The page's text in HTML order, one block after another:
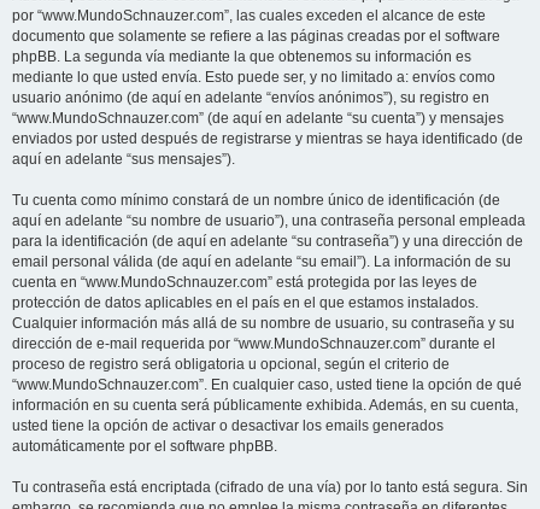
por “www.MundoSchnauzer.com”, las cuales exceden el alcance de este
documento que solamente se refiere a las páginas creadas por el software
phpBB. La segunda vía mediante la que obtenemos su información es
mediante lo que usted envía. Esto puede ser, y no limitado a: envíos como
usuario anónimo (de aquí en adelante “envíos anónimos”), su registro en
“www.MundoSchnauzer.com” (de aquí en adelante “su cuenta”) y mensajes
enviados por usted después de registrarse y mientras se haya identificado (de
aquí en adelante “sus mensajes”).
Tu cuenta como mínimo constará de un nombre único de identificación (de
aquí en adelante “su nombre de usuario”), una contraseña personal empleada
para la identificación (de aquí en adelante “su contraseña”) y una dirección de
email personal válida (de aquí en adelante “su email”). La información de su
cuenta en “www.MundoSchnauzer.com” está protegida por las leyes de
protección de datos aplicables en el país en el que estamos instalados.
Cualquier información más allá de su nombre de usuario, su contraseña y su
dirección de e-mail requerida por “www.MundoSchnauzer.com” durante el
proceso de registro será obligatoria u opcional, según el criterio de
“www.MundoSchnauzer.com”. En cualquier caso, usted tiene la opción de qué
información en su cuenta será públicamente exhibida. Además, en su cuenta,
usted tiene la opción de activar o desactivar los emails generados
automáticamente por el software phpBB.
Tu contraseña está encriptada (cifrado de una vía) por lo tanto está segura. Sin